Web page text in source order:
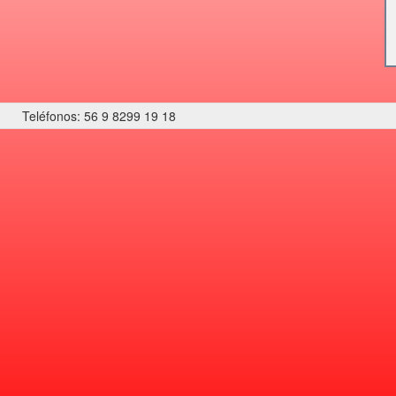
Teléfonos: 56 9 8299 19 18